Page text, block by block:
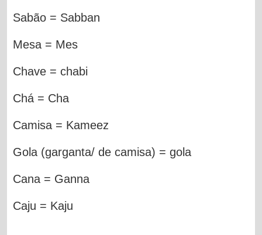
Sabão = Sabban
Mesa = Mes
Chave = chabi
Chá = Cha
Camisa = Kameez
Gola (garganta/ de camisa) = gola
Cana = Ganna
Caju = Kaju